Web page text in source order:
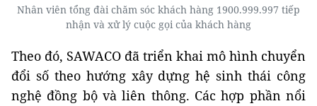
Nhân viên tổng đài chăm sóc khách hàng 1900.999.997 tiếp
nhận và xử lý cuộc gọi của khách hàng
Theo đó, SAWACO đã triển khai mô hình chuyển
đổi số theo hướng xây dựng hệ sinh thái công
nghệ đồng bộ và liên thông. Các hợp phần nổi